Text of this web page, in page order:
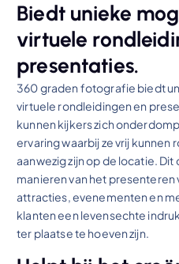
Biedt unieke
virtuele
presentaties.
360 graden fotografie biedt
virtuele rondleidingen en
kunnen kijkers zich
ervaring waarbij ze vrij kunnen
aanwezig zijn op de locatie.
manieren van het
attracties, evenementen en
klanten een levensechte
ter plaatse te hoeven zijn.